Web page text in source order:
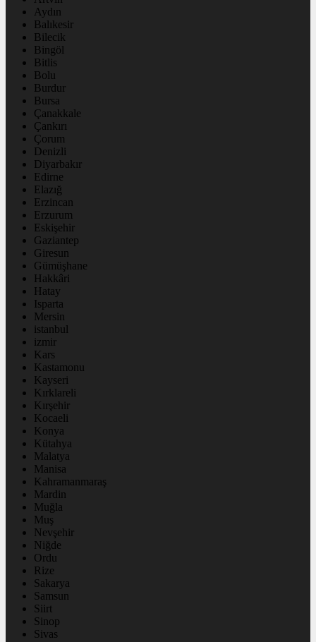
Aydın
Balıkesir
Bilecik
Bingöl
Bitlis
Bolu
Burdur
Bursa
Çanakkale
Çankırı
Çorum
Denizli
Diyarbakır
Edirne
Elazığ
Erzincan
Erzurum
Eskişehir
Gaziantep
Giresun
Gümüşhane
Hakkâri
Hatay
Isparta
Mersin
istanbul
izmir
Kars
Kastamonu
Kayseri
Kırklareli
Kırşehir
Kocaeli
Konya
Kütahya
Malatya
Manisa
Kahramanmaraş
Mardin
Muğla
Muş
Nevşehir
Niğde
Ordu
Rize
Sakarya
Samsun
Siirt
Sinop
Sivas